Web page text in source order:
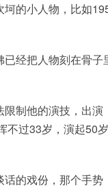
坷的小人物，比如
已经把人物刻在骨
制他的演技，出演
不过33岁，演起50
话的戏份，那个手